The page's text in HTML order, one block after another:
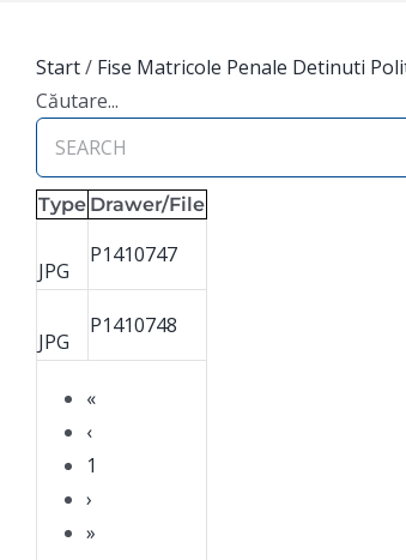
Start/ Fise Matricole Penale Detinuti
Căutare...
Type Drawer/File
«
‹
1
›
»
JPG
P1410747
JPG
P1410748